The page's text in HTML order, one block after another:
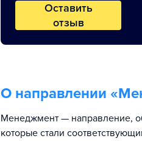
Оставить
отзыв
О направлении «
Менеджмент — направление,
которые стали